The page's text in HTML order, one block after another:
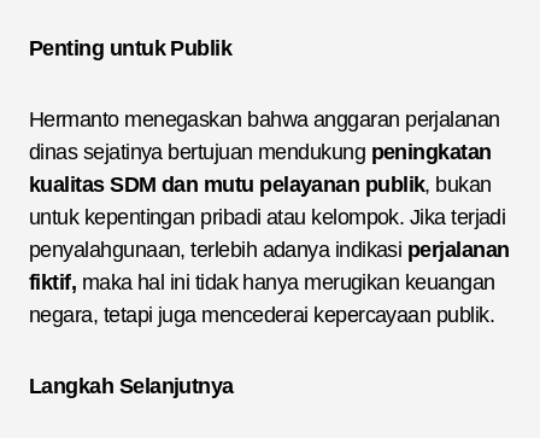
Penting untuk Publik
Hermanto menegaskan bahwa anggaran perjalanan
dinas sejatinya bertujuan mendukung peningkatan
kualitas SDM dan mutu pelayanan publik, bukan
untuk kepentingan pribadi atau kelompok. Jika terjadi
penyalahgunaan, terlebih adanya indikasi perjalanan
fiktif, maka hal ini tidak hanya merugikan keuangan
negara, tetapi juga mencederai kepercayaan publik.
Langkah Selanjutnya